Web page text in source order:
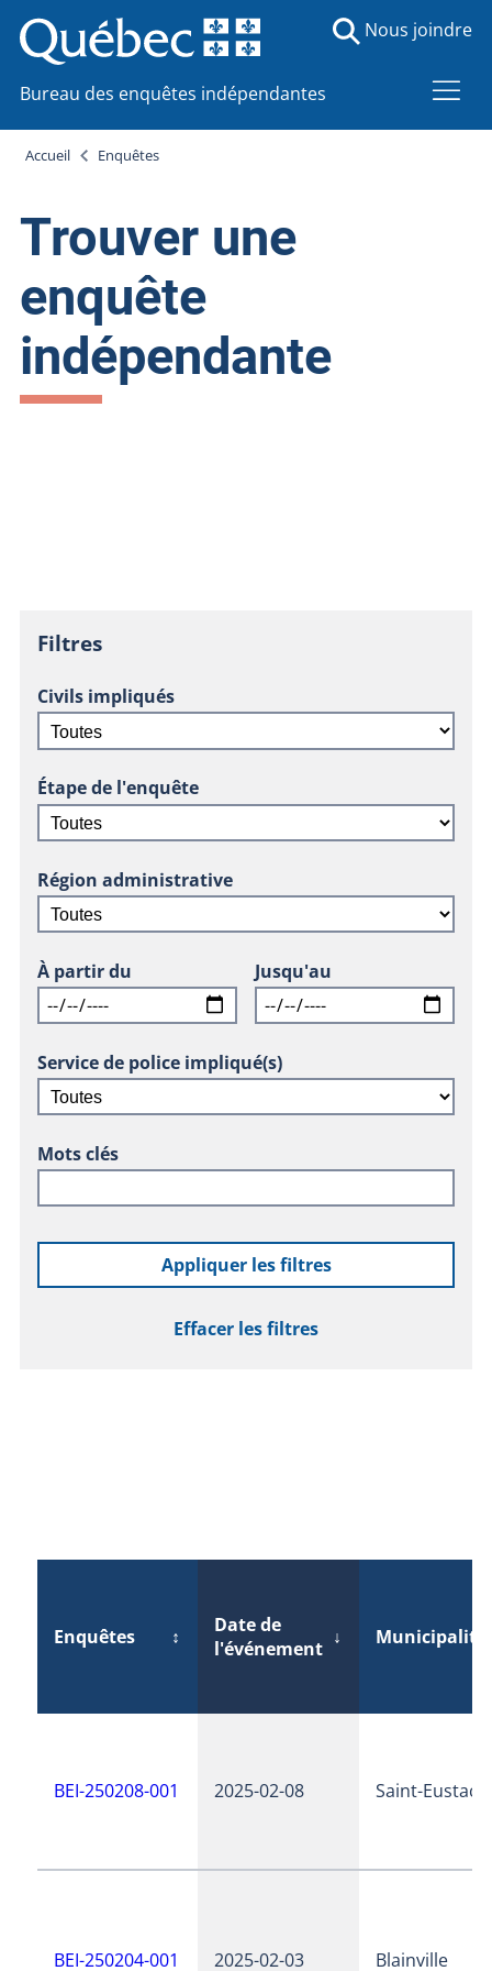
Bureau des enquêtes indépendantes
Nous joindre
Accueil Enquêtes
Trouver une
enquête
indépendante
Filtres
Civils impliqués
Étape de l'enquête
Région administrative
À partir du Jusqu'au
Service de police impliqué(s)
Mots clés
Appliquer les filtres
Effacer les filtres
Enquêtes ↕
Date de
l'événement ↓ Municipalité
BEI-250208-001 2025-02-08 Saint-
BEI-250204-001 2025-02-03 Blainville